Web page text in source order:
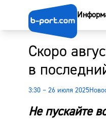
Скоро
в
3:30 – 26 июля 2025
Не пускайте